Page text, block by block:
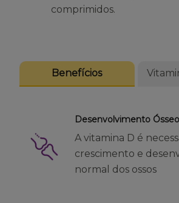
comprimidos.
Benefícios
Desenvolvimento Ósseo
A vitamina D é
crescimento e
normal dos ossos